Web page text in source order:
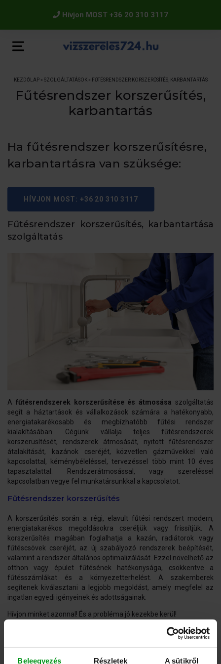
Beleegyezés Részletek A sütikről
Hívjon MOST +36 20 310 3117
KEZDŐLAP» SZOLGÁLTATÁSOK» FŰTÉSRENDSZER KORSZERŰSÍTÉS, KARBANTARTÁS
Fűtésrendszer korszerűsítés,
karbantartás
Ha fűtésrendszer korszerűsítésre,
karbantartásra van szüksége:
HÍVJON MOST: +36 20 310 3117
Fűtésrendszer korszerűsítés, karbantartása
szolgáltatás
A fűtésrendszerek korszerűsítése és átmosása szolgáltatás
segít a háztartások és vállalkozások számára a hatékonyabb,
energiatakarékosabb és megbízhatóbb fűtési rendszer
kialakításában. Cégünk vállalja teljes fűtésrendszerek
korszerüsítését, rendszerek átmosását, nyitott fűtésrendszer
átalakítását, kazánok cseréjét, közvetlen gázművekkel való
kapcsolattal, kéménybéleléssel, tervezéssel több mint 10 éves
tapasztalattal. Rendszerátmosással, vagy szereléssel
kapcsolatban vegye fel munkatársunkkal a kapcsolatot.
Fűtésrendszer korszerűsítés
A korszerűsítés során a régi, elavult fűtési rendszert modern,
energiatakarékos megoldásokra cseréljük vagy frissítjük. A
korszerűsítés magában foglalhatja a kazán, radiátorok vagy
fűtéscsövek cseréjét, az új szabályozó rendszerek beépítését,
valamint a rendszer általános optimalizálását. Ezzel növelhető az
otthon vagy épület fűtésének hatékonysága, csökkentve a
fűtésszámlákat és a környezetterhelést. A szakemberek
segítenek kiválasztani a legjobb megoldást, amely megfelel az
ingatlan egyedi igényeinek és adottságainak.
Hívjon minket azonnal! És a probléma jó kezekbe kerül!
során eltávolítják a csövekben és radiátorokban lerakódott